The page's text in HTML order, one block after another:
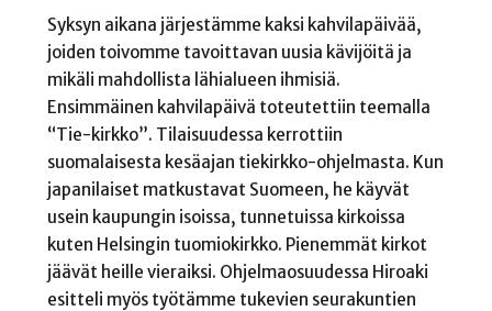
Syksyn aikana järjestämme kaksi kahvilapäivää,
joiden toivomme tavoittavan uusia kävijöitä ja
mikäli mahdollista lähialueen ihmisiä.
Ensimmäinen kahvilapäivä toteutettiin teemalla
“Tie-kirkko”. Tilaisuudessa kerrottiin
suomalaisesta kesäajan tiekirkko-ohjelmasta. Kun
japanilaiset matkustavat Suomeen, he käyvät
usein kaupungin isoissa, tunnetuissa kirkoissa
kuten Helsingin tuomiokirkko. Pienemmät kirkot
jäävät heille vieraiksi. Ohjelmaosuudessa Hiroaki
esitteli myös työtämme tukevien seurakuntien